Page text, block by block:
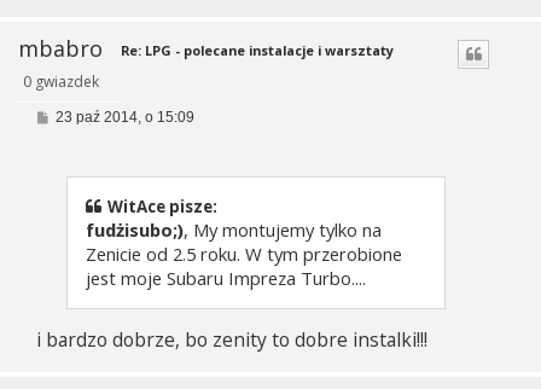
mbabro
0 gwiazdek
Re: LPG - polecane instalacje i warsztaty
P23 paź 2014, o 15:09
WitAce pisze:
fudżisubo;), My montujemy tylko na
Zenicie od 2.5 roku. W tym przerobione
jest moje Subaru Impreza Turbo....
i bardzo dobrze, bo zenity to dobre instalki!!!